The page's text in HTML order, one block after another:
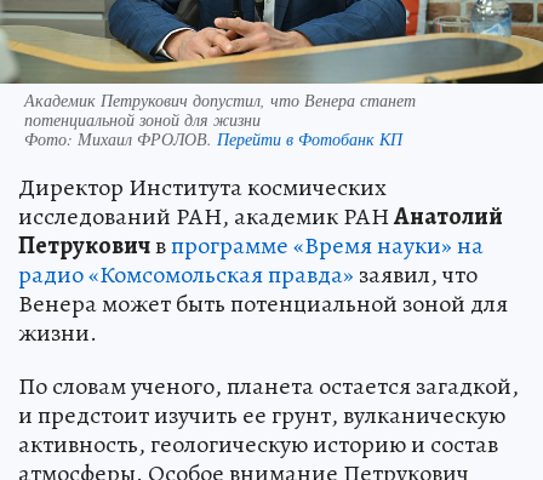
Академик Петрукович допустил, что Венера станет
потенциальной зоной для жизни
Фото: Михаил ФРОЛОВ. Перейти в Фотобанк КП
Директор Института космических
исследований РАН, академик РАНАнатолий
Петруковичвпрограмме «Время науки» на
радио «Комсомольская правда» заявил, что
Венера может быть потенциальной зоной для
жизни.
По словам ученого, планета остается загадкой,
и предстоит изучить ее грунт, вулканическую
активность, геологическую историю и состав
атмосферы. Особое внимание Петрукович